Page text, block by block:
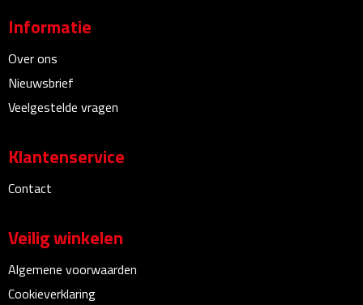
Puntenslijpers
Document- & Schrijfmappen
Multifunctionele documentmappen
Schrijfmappen
Informatie
Over ons
Nieuwsbrief
Veelgestelde vragen
Klantenservice
Contact
Veilig winkelen
Algemene voorwaarden
Cookieverklaring